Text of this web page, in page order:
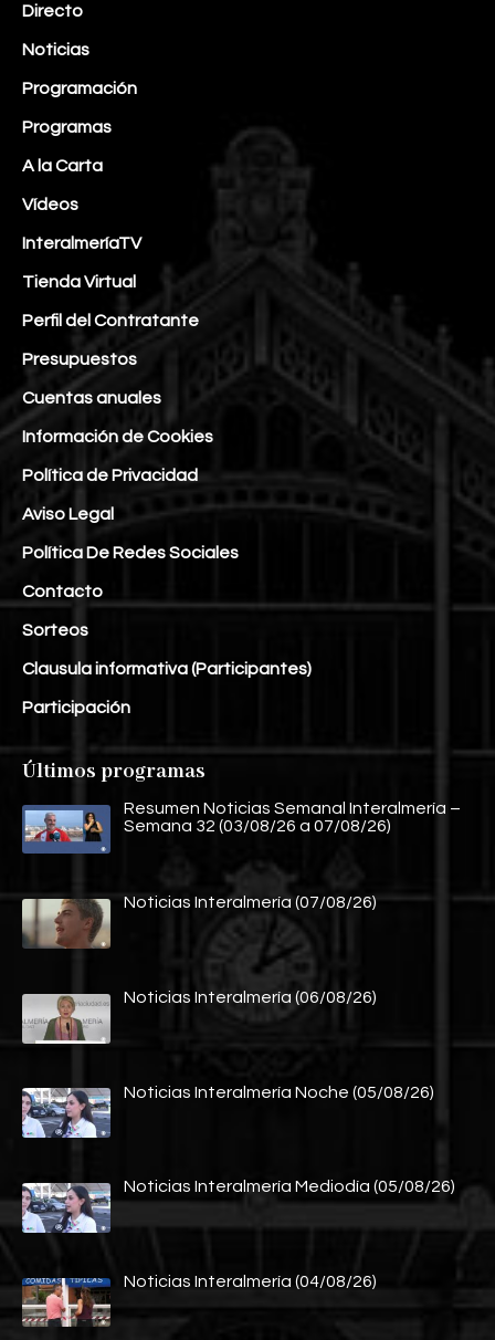
Directo
Noticias
Programación
Programas
A la Carta
Vídeos
InteralmeríaTV
Tienda Virtual
Perfil del Contratante
Presupuestos
Cuentas anuales
Información de Cookies
Política de Privacidad
Aviso Legal
Política De Redes Sociales
Contacto
Sorteos
Clausula informativa (Participantes)
Participación
Últimos programas
Resumen Noticias Semanal Interalmería –
Semana 32 (03/08/26 a 07/08/26)
Noticias Interalmería (07/08/26)
Noticias Interalmería (06/08/26)
Noticias Interalmería Noche (05/08/26)
Noticias Interalmería Mediodía (05/08/26)
Noticias Interalmería (04/08/26)